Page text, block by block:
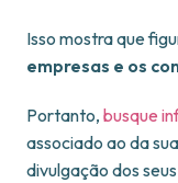
Isso mostra que
empresas e os
Portanto, busque
associado ao da
divulgação dos